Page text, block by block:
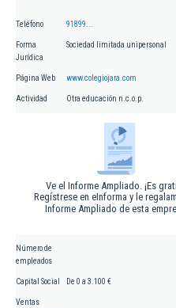
Teléfono 91899...
Forma
Jurídica
Sociedad limitada unipersonal
Página Web www.colegiojara.com
Actividad Otra educación n.c.o.p.
Ve el Informe Ampliado. ¡Es
Regístrese en eInforma y le
Informe Ampliado de esta
Número de
empleados
Capital Social De 0 a 3.100 €
Ventas